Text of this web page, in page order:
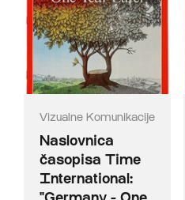
Vizualne Komunikacije
Naslovnica
časopisa Time
International: